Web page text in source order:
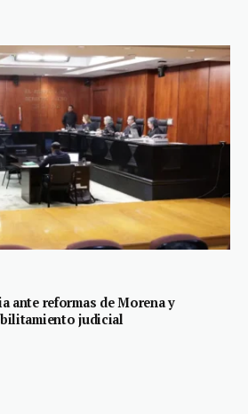
ante reformas de Morena y
judicial